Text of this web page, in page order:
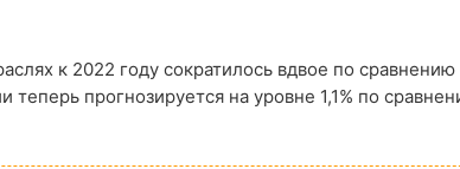
к 2022 году сократилось вдвое по
теперь прогнозируется на уровне 1,1% по